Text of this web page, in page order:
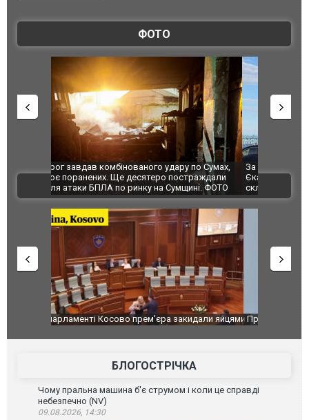
ФОТО
За 2000 кілометрів від кордону з Україною: в
Єкатеринбурзі після атаки дронів загорівся
склад Wildberries. ФОТО. ВІДЕО
"Мої
ВІДЕО
яйцямиПриїхав за паспортом та квартирою": у полон
зіркового футболіста Мохамеда Салаха
Одесу
ураганним
БЛОГОСТРІЧКА
Чому пральна машина б'є струмом і коли це справді
небезпечно (NV)
09.08.2026, 14:30